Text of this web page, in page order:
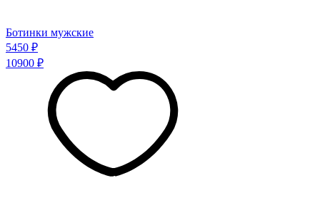
Ботинки мужские
5450 ₽
10900 ₽